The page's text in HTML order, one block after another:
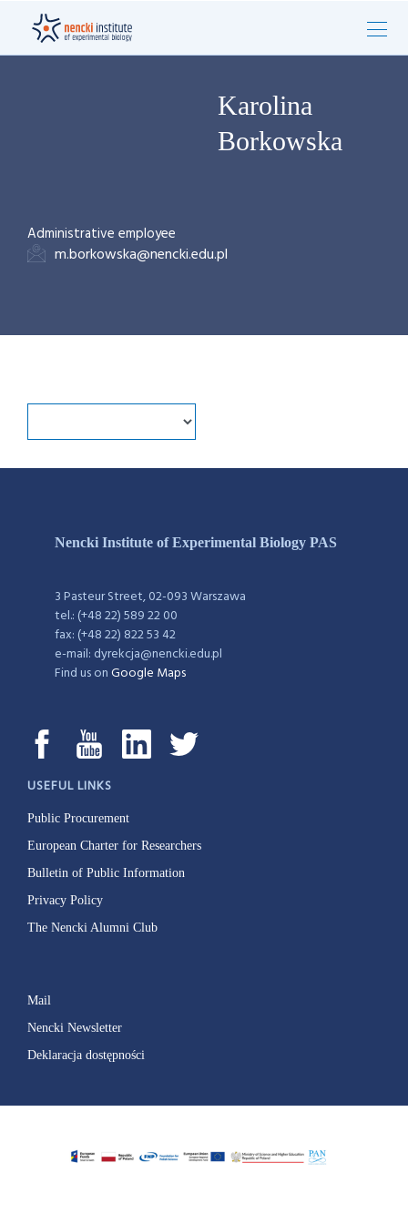
Karolina
Borkowska
Administrative employee
m.borkowska@nencki.edu.pl
Nencki Institute of Experimental Biology PAS
3 Pasteur Street, 02-093 Warszawa
tel.: (+48 22) 589 22 00
fax: (+48 22) 822 53 42
e-mail: dyrekcja@nencki.edu.pl
Find us onGoogle Maps
USEFUL LINKS
Public Procurement
European Charter for Researchers
Bulletin of Public Information
Privacy Policy
The Nencki Alumni Club
Mail
Nencki Newsletter
Deklaracja dostępności